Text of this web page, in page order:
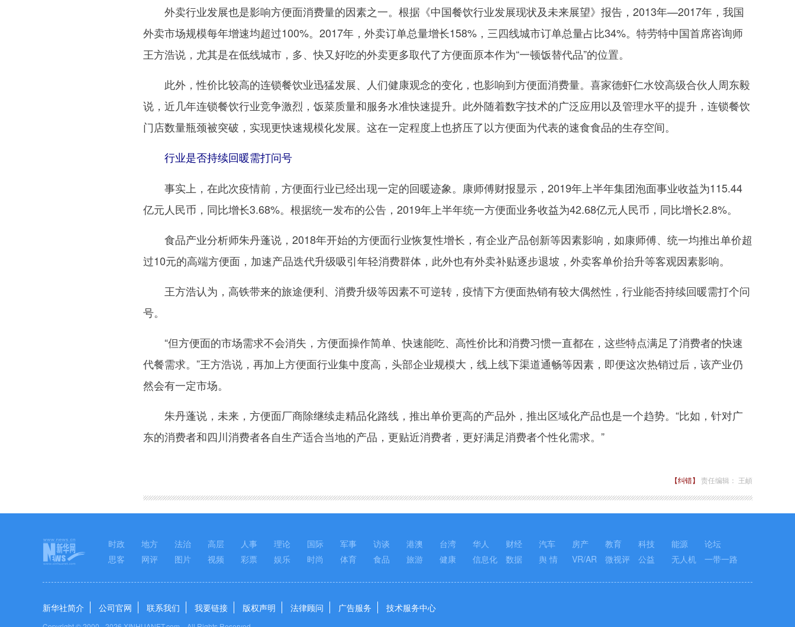
外卖行业发展也是影响方便面消费量的因素之一。根据《中国餐饮行业发展现状及未来展望》报告，2013年—2017年，我国
外卖市场规模每年增速均超过100%。2017年，外卖订单总量增长158%，三四线城市订单总量占比34%。特劳特中国首席咨询师
王方浩说，尤其是在低线城市，多、快又好吃的外卖更多取代了方便面原本作为“一顿饭替代品”的位置。
此外，性价比较高的连锁餐饮业迅猛发展、人们健康观念的变化，也影响到方便面消费量。喜家德虾仁水饺高级合伙人周东毅
说，近几年连锁餐饮行业竞争激烈，饭菜质量和服务水准快速提升。此外随着数字技术的广泛应用以及管理水平的提升，连锁餐饮
门店数量瓶颈被突破，实现更快速规模化发展。这在一定程度上也挤压了以方便面为代表的速食食品的生存空间。
行业是否持续回暖需打问号
事实上，在此次疫情前，方便面行业已经出现一定的回暖迹象。康师傅财报显示，2019年上半年集团泡面事业收益为115.44
亿元人民币，同比增长3.68%。根据统一发布的公告，2019年上半年统一方便面业务收益为42.68亿元人民币，同比增长2.8%。
食品产业分析师朱丹蓬说，2018年开始的方便面行业恢复性增长，有企业产品创新等因素影响，如康师傅、统一均推出单价超
过10元的高端方便面，加速产品迭代升级吸引年轻消费群体，此外也有外卖补贴逐步退坡，外卖客单价抬升等客观因素影响。
王方浩认为，高铁带来的旅途便利、消费升级等因素不可逆转，疫情下方便面热销有较大偶然性，行业能否持续回暖需打个问
号。
“但方便面的市场需求不会消失，方便面操作简单、快速能吃、高性价比和消费习惯一直都在，这些特点满足了消费者的快速
代餐需求。”王方浩说，再加上方便面行业集中度高，头部企业规模大，线上线下渠道通畅等因素，即便这次热销过后，该产业仍
然会有一定市场。
朱丹蓬说，未来，方便面厂商除继续走精品化路线，推出单价更高的产品外，推出区域化产品也是一个趋势。“比如，针对广
东的消费者和四川消费者各自生产适合当地的产品，更贴近消费者，更好满足消费者个性化需求。”
【纠错】 责任编辑： 王頔
时政 地方 法治 高层 人事 理论 国际 军事 访谈 港澳 台湾 华人 财经 汽车 房产 教育 科技 能源
论坛
思客
网评 图片 视频 彩票 娱乐 时尚 体育 食品 旅游 健康 信息化 数据 舆 情 VR/AR 微视评 公益 无人机 一带一路
新华社简介 公司官网 联系我们 我要链接 版权声明 法律顾问 广告服务 技术服务中心